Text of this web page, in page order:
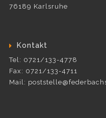
76189 Karlsruhe
Kontakt
Tel: 0721/133-4778
Fax: 0721/133-4711
Mail: